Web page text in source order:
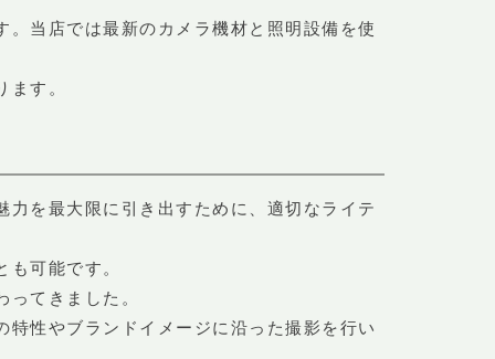
当店では最新のカメラ機材と照明設備を使
す。
を最大限に引き出すために、適切なライテ
可能です。
てきました。
性やブランドイメージに沿った撮影を行い